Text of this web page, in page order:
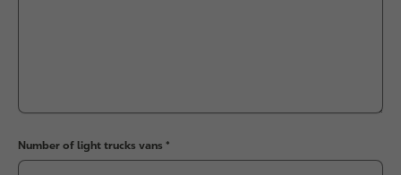
Number of light trucks vans